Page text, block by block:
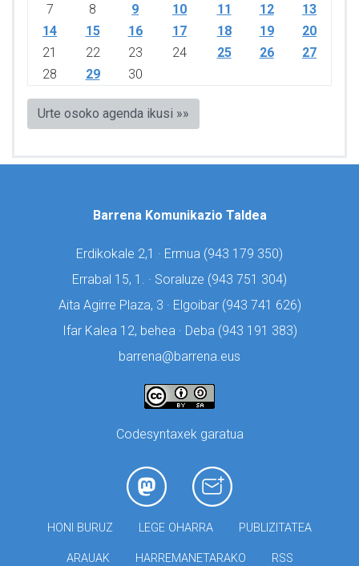
7
8 9 10 11 12
13
14
15 16 17 18 19
20
21
22 23 24 25 26
27
28
29 30
Urte osoko agenda ikusi »»
Barrena Komunikazio Taldea
Erdikokale 2,1 · Ermua (943 179 350)
Errabal 15, 1. · Soraluze (943 751 304)
Aita Agirre Plaza, 3 · Elgoibar (943 741 626)
Ifar Kalea 12, behea · Deba (943 191 383)
barrena@barrena.eus
Codesyntaxek garatua
HONI BURUZ LEGE OHARRA PUBLIZITATEA
ARAUAK HARREMANETARAKO RSS